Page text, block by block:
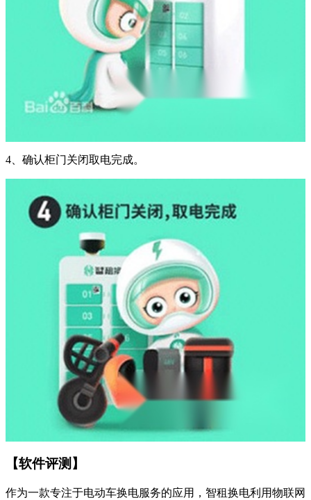
4、确认柜门关闭取电完成。
【软件评测】
作为一款专注于电动车换电服务的应用，智租换电利用物联网